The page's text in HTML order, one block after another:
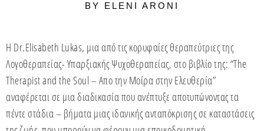
BY ELENI ARONI
Η Dr.Elisabeth Lukas, μια από τις κορυφαίες θεραπεύτριες της
Λογοθεραπείας- Υπαρξιακής Ψυχοθεραπείας, στο βιβλίο της: “The
Therapist and the Soul – Απο την Μοίρα στην Ελευθερία”
αναφέρεται σε μια διαδικασία που ανέπτυξε αποτυπώνοντας τα
πέντε στάδια – βήματα μιας ιδανικής ανταπόκρισης σε καταστάσεις